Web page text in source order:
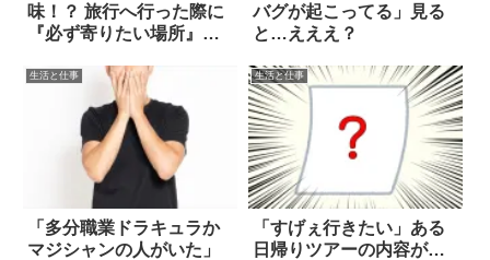
味！？ 旅行へ行った際に
『必ず寄りたい場所』
バグが起こってる」見る
と…えええ？
生活と仕事
「多分職業ドラキュラか
マジシャンの人がいた」
生活と仕事
「すげぇ行きたい」ある
日帰りツアーの内容が…